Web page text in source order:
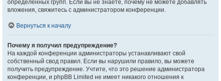
определённых групп. Если вы не знаете, почему не можете добавлять
вложения, свяжитесь с администратором конференции.
Вернуться к началу
Почему я получил предупреждение?
На каждой конференции администраторы устанавливают свой
собственный свод правил. Если вы нарушили правило, вы можете
получить предупреждение. Учтите, что это решение администратора
конференции, и phpBB Limited не имеет никакого отношения к